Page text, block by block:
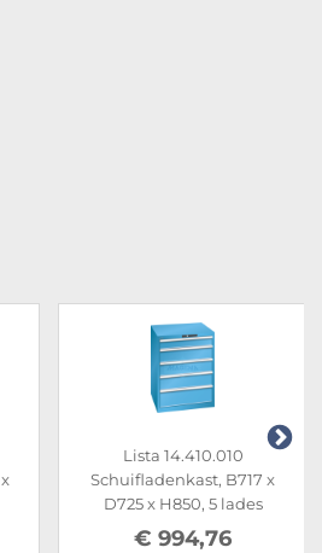
Lista 14.410.010
Schuifladenkast, B717 x
D725 x H850, 5 lades
€ 994,76